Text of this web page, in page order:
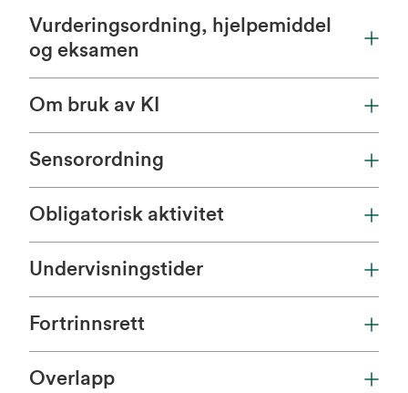
Vurderingsordning, hjelpemiddel
og eksamen
Om bruk av KI
Sensorordning
Obligatorisk aktivitet
Undervisningstider
Fortrinnsrett
Overlapp